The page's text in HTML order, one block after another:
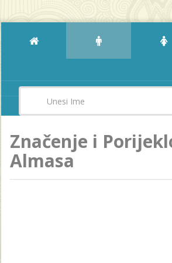
Značenje i
Almasa